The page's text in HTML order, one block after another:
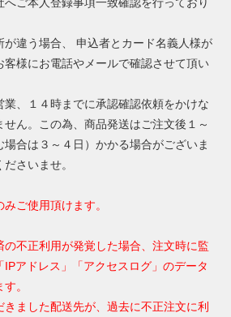
違う場合、 申込者とカード名義人様が
様にお電話やメールで確認させて頂い
業、１４時までに承認確認依頼をかけな
ん。この為、商品発送はご注文後１～
場合は３～４日）かかる場合がございま
さいませ。
ご使用頂けます。
不正利用が発覚した場合、注文時に監
アドレス」「アクセスログ」のデータ
。
ました配送先が、過去に不正注文に利